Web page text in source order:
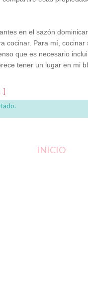
en el sazón
cocinar. Para mí,
que es necesario
tener un lugar en mi
INICIO